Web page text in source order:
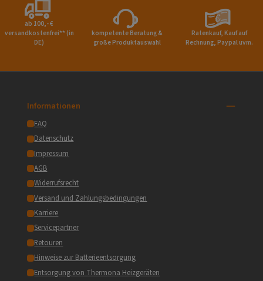
ab 100,- €
versandkostenfrei** (in
DE)
kompetente Beratung &
große Produktauswahl
Ratenkauf, Kauf auf
Rechnung, Paypal uvm.
Informationen
FAQ
Datenschutz
Impressum
AGB
Widerrufsrecht
Versand und Zahlungsbedingungen
Karriere
Servicepartner
Retouren
Hinweise zur Batterieentsorgung
Entsorgung von Thermona Heizgeräten